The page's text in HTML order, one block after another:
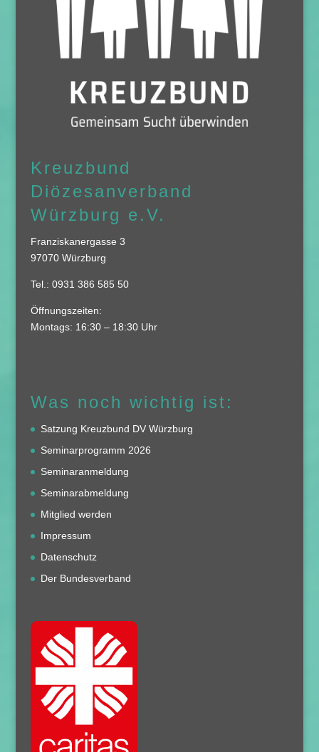
Kreuzbund
Diözesanverband
Würzburg e.V.
Franziskanergasse 3
97070 Würzburg
Tel.: 0931 386 585 50
Öffnungszeiten:
Montags: 16:30 – 18:30 Uhr
Was noch wichtig ist:
Satzung Kreuzbund DV Würzburg
Seminarprogramm 2026
Seminaranmeldung
Seminarabmeldung
Mitglied werden
Impressum
Datenschutz
Der Bundesverband